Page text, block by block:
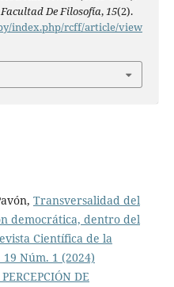
De Filosofía,15(2).
index.php/rcff/article/view
Transversalidad del
democrática, dentro del
Científica de la
Núm. 1 (2024)
DE